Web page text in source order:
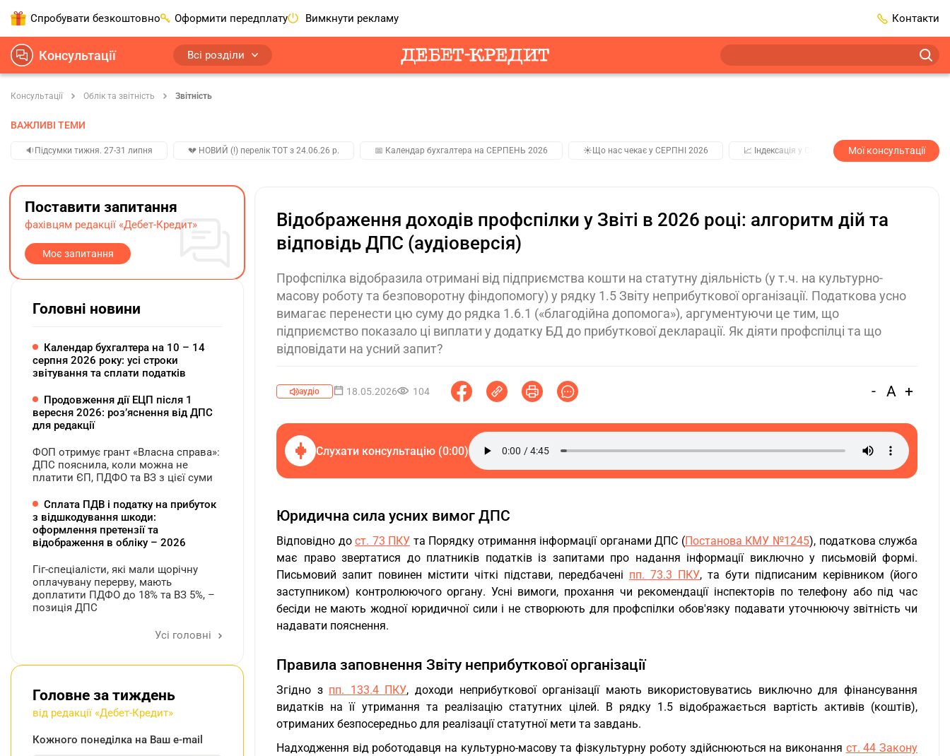
Спробувати безкоштовно Оформити передплату Вимкнути рекламу Контакти
Консультації Всі розділи
Консультації Облік та звітність Звітність
ВАЖЛИВІ ТЕМИ
🔉Підсумки тижня. 27-31 липня 💔 НОВИЙ (!) перелік ТОТ з 24.06.26 р. 📅 Календар бухгалтера на СЕРПЕНЬ 2026 ☀️Що нас чекає у СЕРПНІ 2026 📈 Індексація у СЕРПНІ 2️⃣0️⃣2️⃣7️⃣ Усі
Мої консультації
Відображення доходів профспілки у Звіті в 2026 році: алгоритм дій та
відповідь ДПС (аудіоверсія)
Профспілка відобразила отримані від підприємства кошти на статутну діяльність (у т.ч. на культурно-
масову роботу та безповоротну фіндопомогу) у рядку 1.5 Звіту неприбуткової організації. Податкова усно
вимагає перенести цю суму до рядка 1.6.1 («благодійна допомога»), аргументуючи це тим, що
підприємство показало ці виплати у додатку БД до прибуткової декларації. Як діяти профспілці та що
відповідати на усний запит?
аудіо 18.05.2026 104 - A +
Слухати консультацію (0:00)
Юридична сила усних вимог ДПС
Відповідно до ст. 73 ПКУ та Порядку отримання інформації органами ДПС (Постанова КМУ №1245), податкова служба
має право звертатися до платників податків із запитами про надання інформації виключно у письмовій формі.
Письмовий запит повинен містити чіткі підстави, передбачені пп. 73.3 ПКУ, та бути підписаним керівником (його
заступником) контролюючого органу. Усні вимоги, прохання чи рекомендації інспекторів по телефону або під час
бесіди не мають жодної юридичної сили і не створюють для профспілки обов'язку подавати уточнюючу звітність чи
надавати пояснення.
Правила заповнення Звіту неприбуткової організації
Згідно з пп. 133.4 ПКУ, доходи неприбуткової організації мають використовуватись виключно для фінансування
видатків на її утримання та реалізацію статутних цілей. В рядку 1.5 відображається вартість активів (коштів),
отриманих безпосередньо для реалізації статутної мети та завдань.
Надходження від роботодавця на культурно-масову та фізкультурну роботу здійснюються на виконання ст. 44 Закону
Поставити запитання
фахівцям редакції «Дебет-Кредит»
Моє запитання
Головні новини
Календар бухгалтера на 10 – 14
серпня 2026 року: усі строки
звітування та сплати податків
Продовження дії ЕЦП після 1
вересня 2026: розʼяснення від ДПС
для редакції
ФОП отримує грант «Власна справа»:
ДПС пояснила, коли можна не
платити ЄП, ПДФО та ВЗ з цієї суми
Сплата ПДВ і податку на прибуток
з відшкодування шкоди:
оформлення претензії та
відображення в обліку – 2026
Гіг-спеціалісти, які мали щорічну
оплачувану перерву, мають
доплатити ПДФО до 18% та ВЗ 5%, –
позиція ДПС
Усі головні
Головне за тиждень
від редакції «Дебет-Кредит»
Кожного понеділка на Ваш e-mail